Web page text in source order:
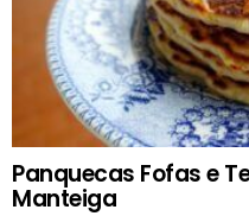
Panquecas Fofas e
Manteiga